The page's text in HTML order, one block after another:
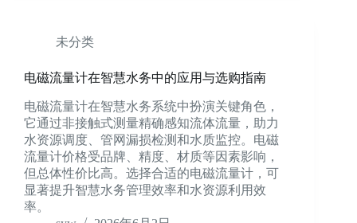
未分类
电磁流量计在智慧水务中的应用与选购指南
电磁流量计在智慧水务系统中扮演关键角色，
它通过非接触式测量精确感知流体流量，助力
水资源调度、管网漏损检测和水质监控。电磁
流量计价格受品牌、精度、材质等因素影响，
但总体性价比高。选择合适的电磁流量计，可
显著提升智慧水务管理效率和水资源利用效
率。